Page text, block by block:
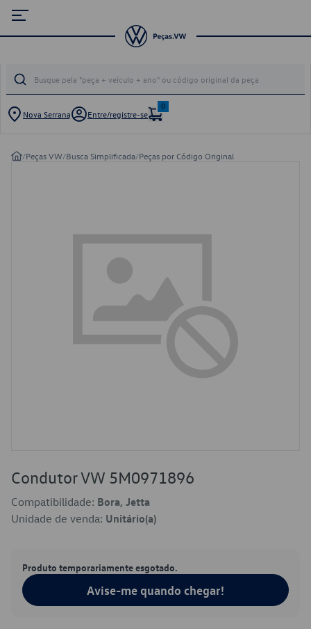
Nova Serrana Entre/registre-se
0
/Peças VW/Busca Simplificada/Peças por Código Original
Condutor VW 5M0971896
Compatibilidade: Bora, Jetta
Unidade de venda: Unitário(a)
Produto temporariamente esgotado.
Avise-me quando chegar!